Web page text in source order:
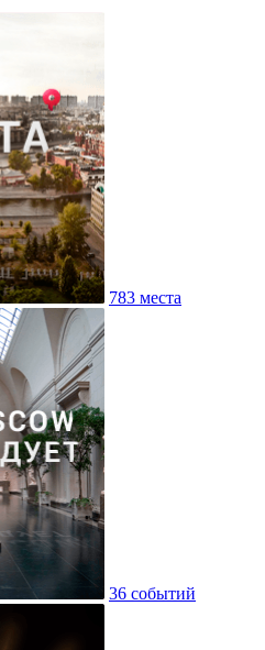
783 места
36 событий